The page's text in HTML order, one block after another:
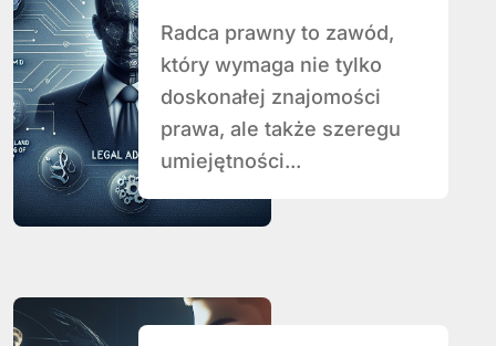
posiadać dobry
radca prawny?
Radca prawny to zawód,
który wymaga nie tylko
doskonałej znajomości
prawa, ale także szeregu
umiejętności...